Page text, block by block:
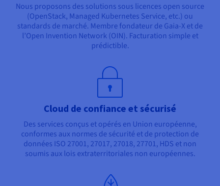
Nous proposons des solutions sous licences open source
(OpenStack, Managed Kubernetes Service, etc.) ou
standards de marché. Membre fondateur de Gaia-X et de
l’Open Invention Network (OIN). Facturation simple et
prédictible.
Cloud de confiance et sécurisé
Des services conçus et opérés en Union européenne,
conformes aux normes de sécurité et de protection de
données ISO 27001, 27017, 27018, 27701, HDS et non
soumis aux lois extraterritoriales non européennes.